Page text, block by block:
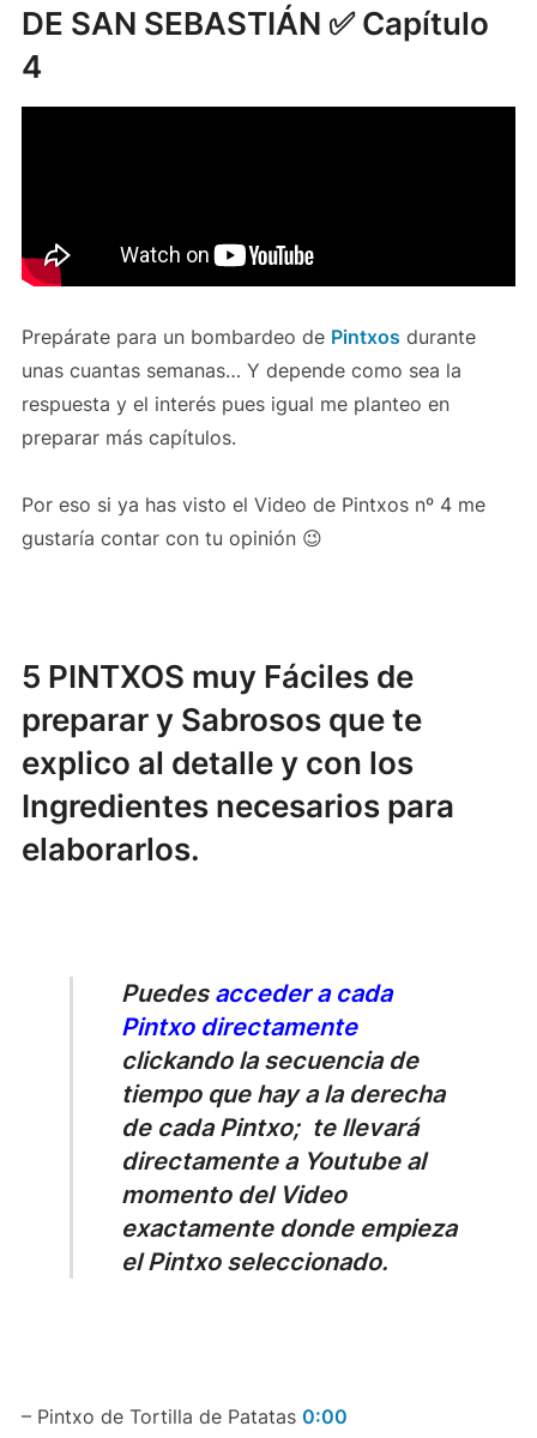
DE SAN SEBASTIÁN ✅ Capítulo
4
Prepárate para un bombardeo de Pintxos durante
unas cuantas semanas… Y depende como sea la
respuesta y el interés pues igual me planteo en
preparar más capítulos.
Por eso si ya has visto el Video de Pintxos nº 4 me
gustaría contar con tu opinión 😉
5 PINTXOS muy Fáciles de
preparar y Sabrosos que te
explico al detalle y con los
Ingredientes necesarios para
elaborarlos.
Puedes acceder a cada
Pintxo directamente
clickando la secuencia de
tiempo que hay a la derecha
de cada Pintxo; te llevará
directamente a Youtube al
momento del Video
exactamente donde empieza
el Pintxo seleccionado.
– Pintxo de Tortilla de Patatas 0:00